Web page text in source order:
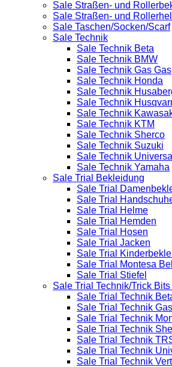
Sale Straßen- und
Sale Straßen- und
Sale Taschen/Socken/Scarf
Sale Technik
Sale Technik Beta
Sale Technik BMW
Sale Technik Gas Gas
Sale Technik Honda
Sale Technik
Sale Technik
Sale Technik
Sale Technik KTM
Sale Technik Sherco
Sale Technik Suzuki
Sale Technik Universal
Sale Technik Yamaha
Sale Trial Bekleidung
Sale Trial
Sale Trial
Sale Trial Helme
Sale Trial Hemden
Sale Trial Hosen
Sale Trial Jacken
Sale Trial
Sale Trial Montesa
Sale Trial Stiefel
Sale Trial Technik/Trick
Sale Trial Technik
Sale Trial Technik
Sale Trial Technik
Sale Trial Technik
Sale Trial Technik
Sale Trial Technik
Sale Trial Technik